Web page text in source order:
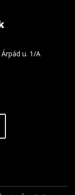
u. 1/A